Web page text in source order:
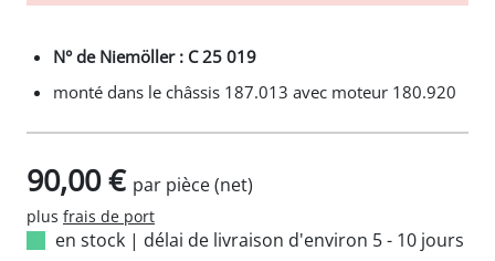
N° de Niemöller : C 25 019
monté dans le châssis 187.013 avec moteur 180.920
90,00 € par pièce (net)
plus frais de port
en stock | délai de livraison d'environ 5 - 10 jours